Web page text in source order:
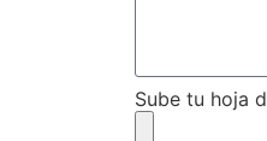
Sube tu hoja